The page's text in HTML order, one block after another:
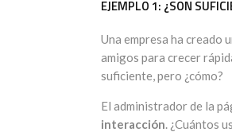
EJEMPLO 1: ¿SON
Una empresa ha creado
amigos para crecer
suficiente, pero ¿cómo?
El administrador de la
interacción. ¿Cuántos